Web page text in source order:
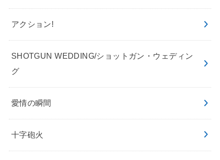
アクション!
SHOTGUN WEDDING/ショットガン・ウェディン
グ
愛情の瞬間
十字砲火